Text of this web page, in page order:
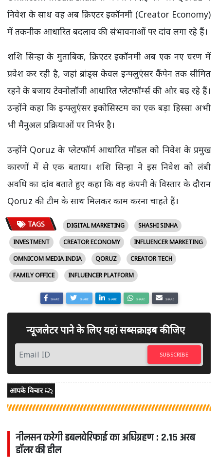
निवेश के साथ वह अब क्रिएटर इकॉनमी (Creator Economy)
में तकनीक आधारित बदलाव की संभावनाओं पर दांव लगा रहे हैं।
शशि सिन्हा के मुताबिक, क्रिएटर इकॉनमी अब एक नए चरण में
प्रवेश कर रही है, जहां ब्रांड्स केवल इन्फ्लुएंसर कैंपेन तक सीमित
रहने के बजाय टेक्नोलॉजी आधारित प्लेटफॉर्म्स की ओर बढ़ रहे हैं।
उन्होंने कहा कि इन्फ्लुएंसर इकोसिस्टम का एक बड़ा हिस्सा अभी
भी मैनुअल प्रक्रियाओं पर निर्भर है।
उन्होंने Qoruz के प्लेटफॉर्म आधारित मॉडल को निवेश के प्रमुख
कारणों में से एक बताया। शशि सिन्हा ने इस निवेश को लंबी
अवधि का दांव बताते हुए कहा कि वह कंपनी के विस्तार के दौरान
Qoruz की टीम के साथ मिलकर काम करना चाहते हैं।
TAGS DIGITAL MARKETING
SHASHI SINHA
INVESTMENT
CREATOR ECONOMY
INFLUENCER MARKETING
OMNICOM MEDIA INDIA
QORUZ
CREATOR TECH
FAMILY OFFICE
INFLUENCER PLATFORM
SHARE SHARE SHARE SHARE SHARE
न्यूजलेटर पाने के लिए यहां सब्सक्राइब कीजिए
SUBSCRIBE
आपके विचार
नीलसन करेगी डबलवेरिफाई का अधिग्रहण : 2.15 अरब
डॉलर की डील